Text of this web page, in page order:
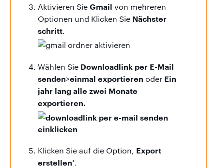
Aktivieren SieGmail von mehreren
Optionen und Klicken Sie Nächster
schritt.
Wählen Sie Downloadlink per E-Mail
senden>einmal exportieren oder Ein
jahr lang alle zwei Monate
exportieren.
Klicken Sie auf die Option, Export
erstellen’.